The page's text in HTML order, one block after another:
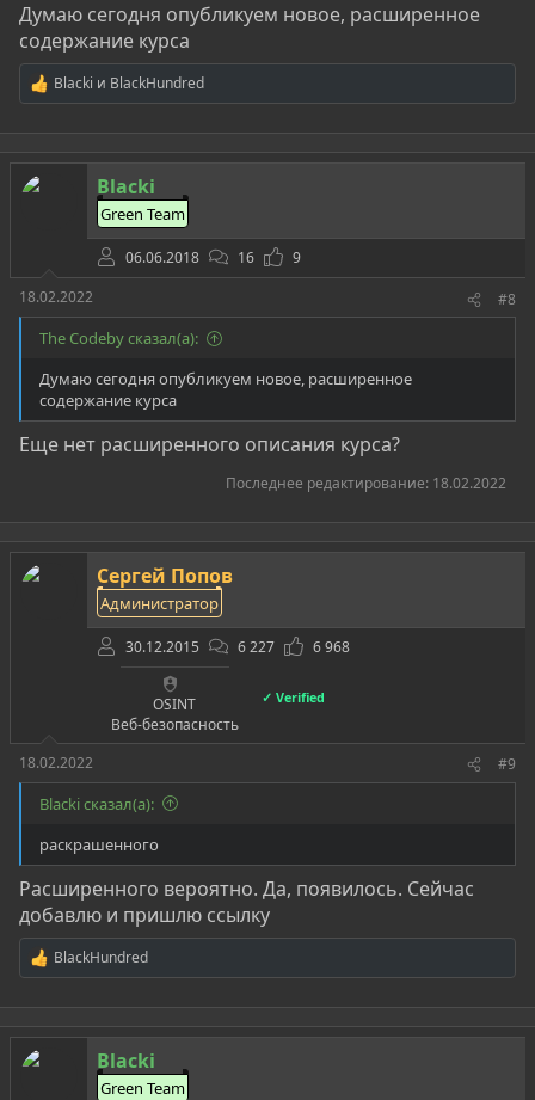
Думаю сегодня опубликуем новое, расширенное
содержание курса
Р
е
а
к
ц
и
Blacki и BlackHundred
Blacki
Green Team
06.06.2018 16
9
18.02.2022
#8
The Codeby сказал(а):
Думаю сегодня опубликуем новое, расширенное
содержание курса
Еще нет расширенного описания курса?
Последнее редактирование: 18.02.2022
Сергей Попов
Администратор
30.12.2015 6 227 6 968
OSINT
Веб-безопасность
✓ Verified
18.02.2022 #9
Blacki сказал(а):
раскрашенного
Расширенного вероятно. Да, появилось. Сейчас
добавлю и пришлю ссылку
Р
е
а
ц
и
BlackHundred
Blacki
Green Team